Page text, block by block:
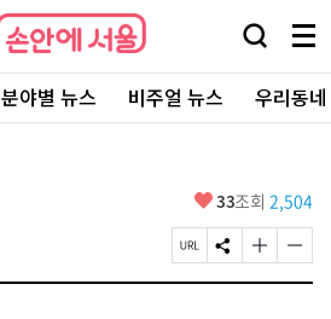
검
창
열
기
메
뉴
전
체
보
분야별 뉴스 비주얼 뉴스 우리동
좋
요
33조회 2,504
페
이
S
N
글
자
글
자